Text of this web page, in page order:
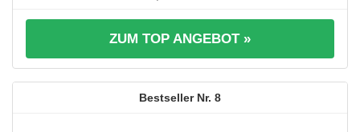
ZUM TOP ANGEBOT »
8